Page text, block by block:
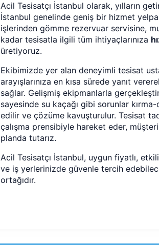
Acil Tesisatçı İstanbul olarak, yılların
İstanbul genelinde geniş bir hizmet
işlerinden gömme rezervuar servisine,
kadar tesisatla ilgili tüm ihtiyaçlarınıza
üretiyoruz.
Ekibimizde yer alan deneyimli tesisat
arayışlarınıza en kısa sürede yanıt
sağlar. Gelişmiş ekipmanlarla
sayesinde su kaçağı gibi sorunlar
edilir ve çözüme kavuşturulur. Tesisat
çalışma prensibiyle hareket eder,
planda tutarız.
Acil Tesisatçı İstanbul, uygun fiyatlı,
ve iş yerlerinizde güvenle tercih
ortağıdır.